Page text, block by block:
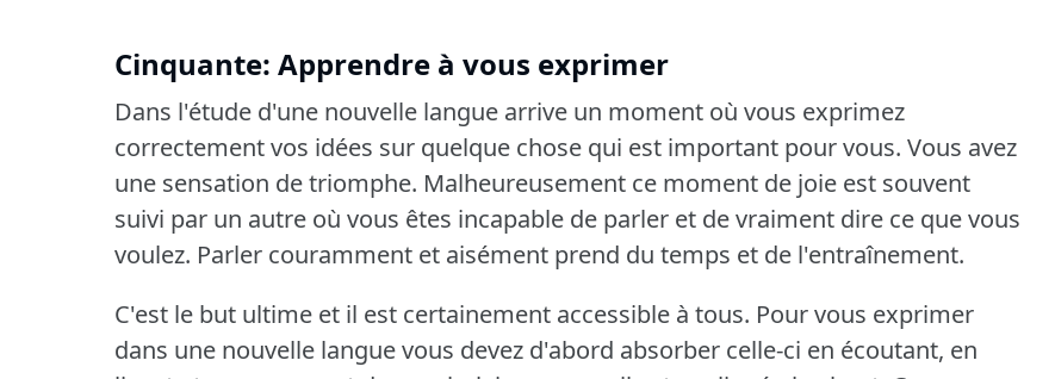
Cinquante: Apprendre à vous exprimer
Dans l'étude d'une nouvelle langue arrive un moment où vous exprimez
correctement vos idées sur quelque chose qui est important pour vous. Vous avez
une sensation de triomphe. Malheureusement ce moment de joie est souvent
suivi par un autre où vous êtes incapable de parler et de vraiment dire ce que vous
voulez. Parler couramment et aisément prend du temps et de l'entraînement.
C'est le but ultime et il est certainement accessible à tous. Pour vous exprimer
dans une nouvelle langue vous devez d'abord absorber celle-ci en écoutant, en